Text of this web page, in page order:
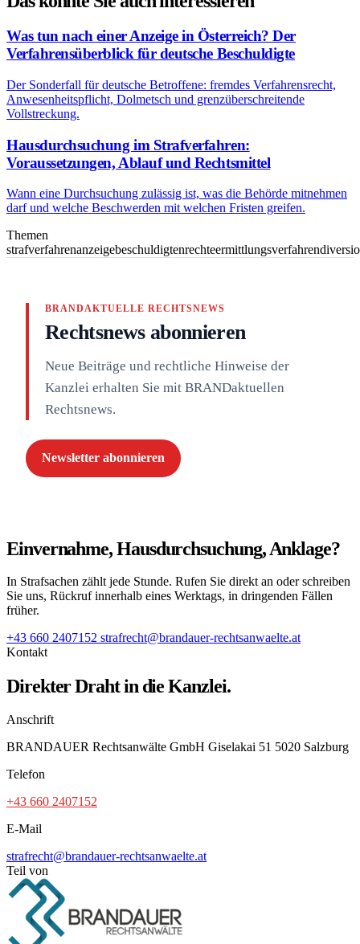
Was tun nach einer Anzeige in Österreich? Der
Verfahrensüberblick für deutsche Beschuldigte
Der Sonderfall für deutsche Betroffene: fremdes Verfahrensrecht,
Anwesenheitspflicht, Dolmetsch und grenzüberschreitende
Vollstreckung.
Hausdurchsuchung im Strafverfahren:
Voraussetzungen, Ablauf und Rechtsmittel
Wann eine Durchsuchung zulässig ist, was die Behörde mitnehmen
darf und welche Beschwerden mit welchen Fristen greifen.
Themen
strafverfahrenanzeigebeschuldigtenrechteermittlungsverfahren
BRANDAKTUELLE RECHTSNEWS
Rechtsnews abonnieren
Neue Beiträge und rechtliche Hinweise der
Kanzlei erhalten Sie mit BRANDaktuellen
Rechtsnews.
Newsletter abonnieren
Einvernahme, Hausdurchsuchung, Anklage?
In Strafsachen zählt jede Stunde. Rufen Sie direkt an oder schreiben
Sie uns, Rückruf innerhalb eines Werktags, in dringenden Fällen
früher.
+43 660 2407152 strafrecht@brandauer-rechtsanwaelte.at
Kontakt
Direkter Draht in die Kanzlei.
Anschrift
BRANDAUER Rechtsanwälte GmbH Giselakai 51 5020 Salzburg
Telefon
+43 660 2407152
E-Mail
strafrecht@brandauer-rechtsanwaelte.at
Teil von